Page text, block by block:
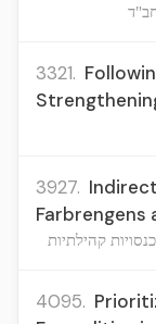
3321.
3927.
Farbrengens
קהילתיות
4095.